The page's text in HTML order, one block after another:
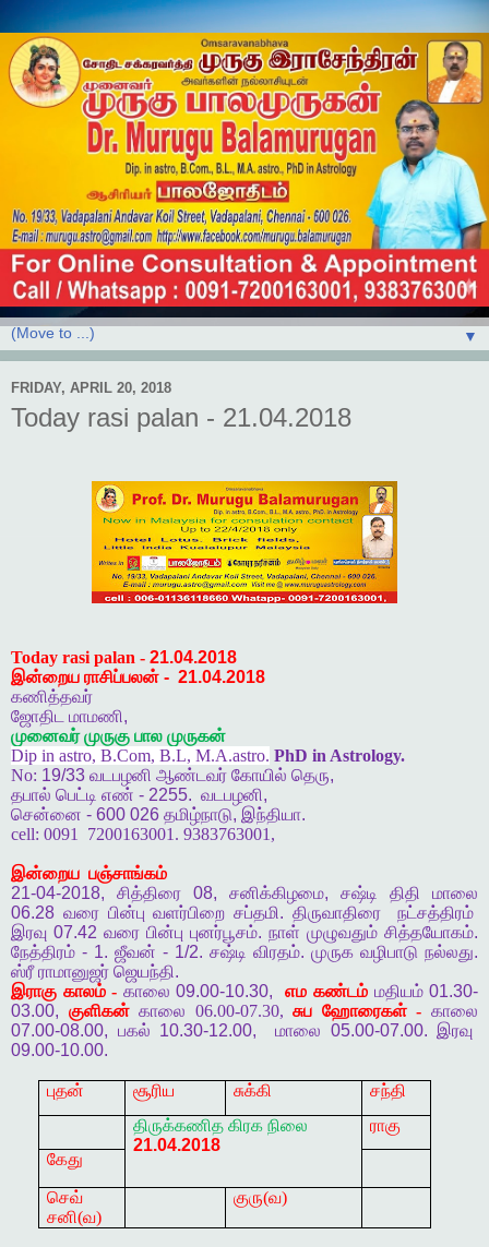
▼
FRIDAY, APRIL 20, 2018
Today rasi palan - 21.04.2018
Today rasi palan - 21.04.2018
இன்றைய ராசிப்பலன் - 21.04.2018
கணித்தவர்
ஜோதிட
மாமணி,
முனைவர் முருகு பால முருகன்
Dip in astro, B.Com, B.L, M.A.astro. PhD in Astrology.
No: 19/33 வடபழனி ஆண்டவர் கோயில் தெரு,
தபால் பெட்டி எண் - 2255. வடபழனி,
சென்னை - 600 026 தமிழ்நாடு, இந்தியா.
cell: 0091 7200163001. 9383763001,
இன்றைய பஞ்சாங்கம்
21-04-2018, சித்திரை 08, சனிக்கிழமை, சஷ்டி திதி
மாலை
06.28 வரை பின்பு வளர்பிறை சப்தமி. திருவாதிரை
நட்சத்திரம்
இரவு 07.42 வரை பின்பு புனர்பூசம். நாள் முழுவதும் சித்தயோகம்.
நேத்திரம் - 1. ஜீவன் - 1/2. சஷ்டி விரதம். முருக வழிபாடு நல்லது.
ஸ்ரீ ராமானுஜர் ஜெயந்தி.
இராகு காலம் - காலை 09.00-10.30, எம கண்டம் மதியம்01.30-
03.00, குளிகன்காலை 06.00-07.30,சுப ஹோரைகள் - காலை
07.00-08.00, பகல் 10.30-12.00, மாலை 05.00-07.00. இரவு
09.00-10.00.
புதன் சூரிய சுக்கி
சந்தி
திருக்கணித கிரக நிலை
21.04.2018
ராகு
கேது
செவ்
சனி(வ)
குரு(வ)